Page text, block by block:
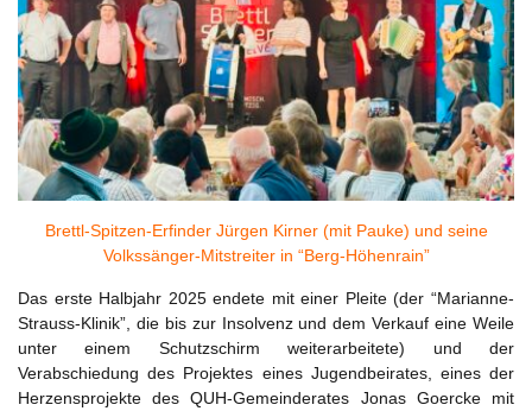
Brettl-Spitzen-Erfinder Jürgen Kirner (mit Pauke) und seine
Volkssänger-Mitstreiter in “Berg-Höhenrain”
Das erste Halbjahr 2025 endete mit einer Pleite (der “Marianne-
Strauss-Klinik”, die bis zur Insolvenz und dem Verkauf eine Weile
unter einem Schutzschirm weiterarbeitete) und der
Verabschiedung des Projektes eines Jugendbeirates, eines der
Herzensprojekte des QUH-Gemeinderates Jonas Goercke mit